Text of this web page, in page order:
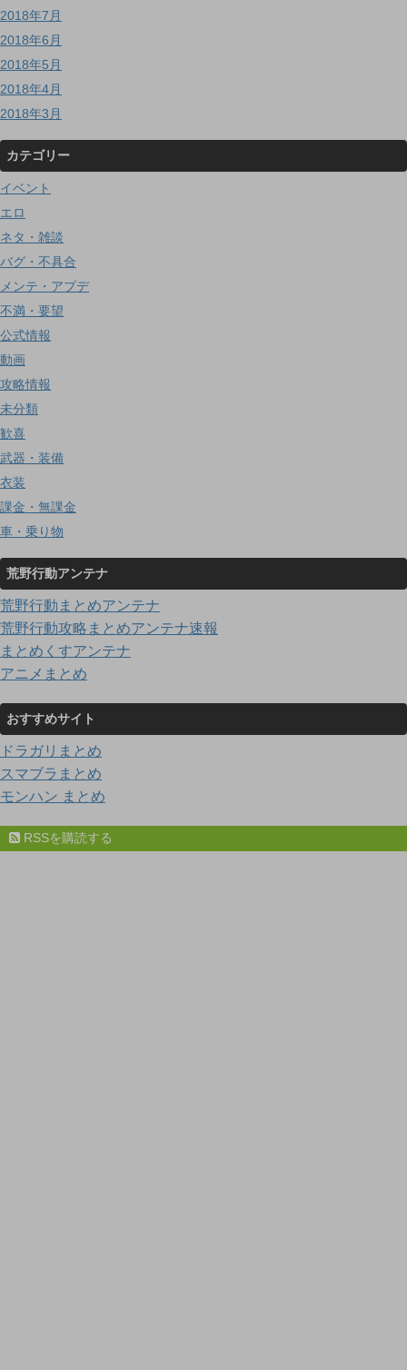
2018年7月
2018年6月
2018年5月
2018年4月
2018年3月
カテゴリー
イベント
エロ
ネタ・雑談
バグ・不具合
メンテ・アプデ
不満・要望
公式情報
動画
攻略情報
未分類
歓喜
武器・装備
衣装
課金・無課金
車・乗り物
荒野行動アンテナ
荒野行動まとめアンテナ
荒野行動攻略まとめアンテナ速報
まとめくすアンテナ
アニメまとめ
おすすめサイト
ドラガリまとめ
スマブラまとめ
モンハン まとめ
RSSを購読する